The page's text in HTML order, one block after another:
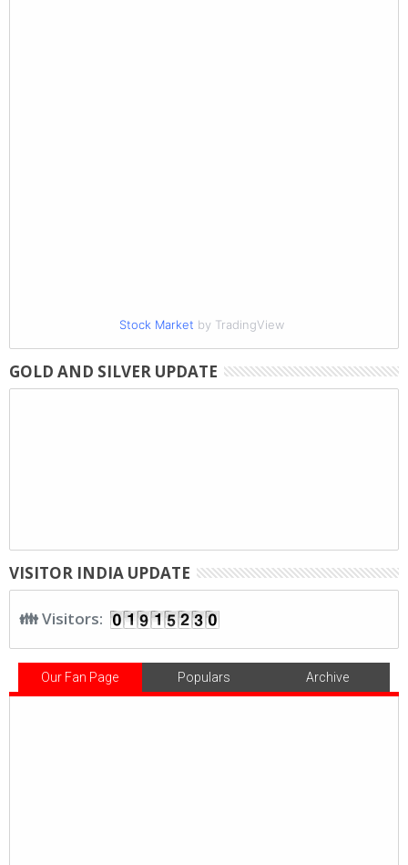
Stock Market by TradingView
GOLD AND SILVER UPDATE
VISITOR INDIA UPDATE
👪 Visitors:
Our Fan Page Populars Archive